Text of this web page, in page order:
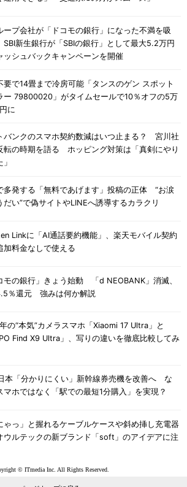
ープ会社が「ドコモの銀行」になった不満を吸
新生銀行が「SBIの銀行」として最大5.2万円
ッシュバックキャンペーンを開催
要で14畳まで冷房可能「タンスのゲン スポット
ー 79800020」がタイムセールで10％オフの5万
に
バンクのスマホ契約数減はいつ止まる？ 宮川社
転の時期を語る ホッピング対策は「真剣にやり
多発する「無料であげます」投稿の正体 “お涙
だい”で偽サイトやLINEへ誘導するカラクリ
Linkに「AI通話要約機能」、楽天モバイル契約
加料金なしで使える
モの銀行」きょう始動 「d NEOBANK」消滅、
％還元 強みは何か解説
の“本気”カメラスマホ「Xiaomi 17 Ultra」と
Find X9 Ultra」、写りの違いを徹底比較してみ
本「分かりにくい」新幹線券売機を改善へ な
マホではなく「駅での最短1分購入」を実現？
ゃっ」と握れるケーブルケースや斜め挿し充電器
ルテックの新ブランド「soft」のアイデアに注
© ITmedia Inc. All Rights Reserved.